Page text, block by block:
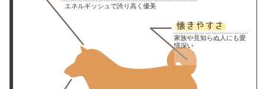
エネルギッシュで誇り高く優美
家族や見知らぬ人にも愛
情深い